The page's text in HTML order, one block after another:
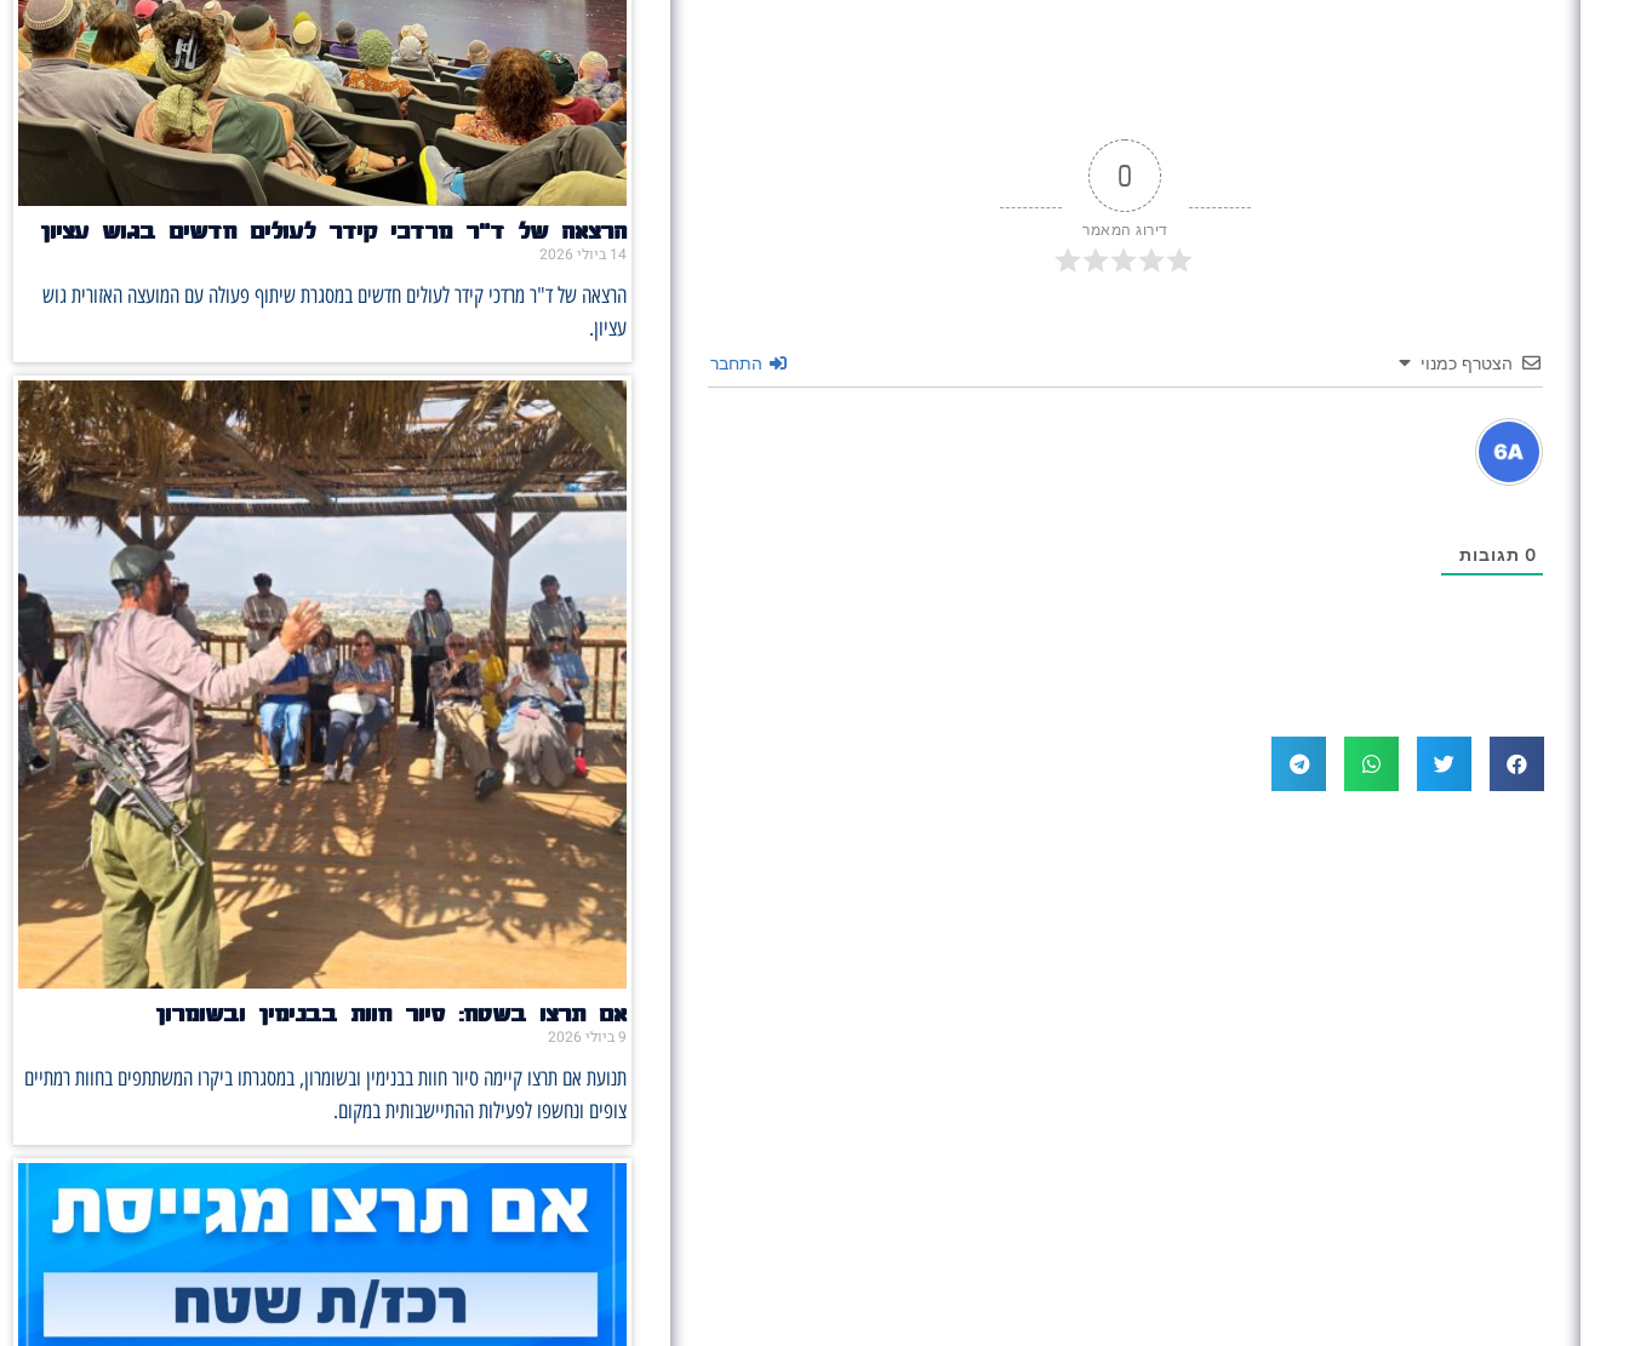
0
דירוג המאמר
הצטרף כמנוי התחבר
0 תגובות
הרצאה של ד"ר מרדכי קידר לעולים חדשים בגוש עציון
14 ביולי 2026
הרצאה של ד"ר מרדכי קידר לעולים חדשים במסגרת שיתוף פעולה עם המועצה האזורית גוש
עציון.
אם תרצו בשטח: סיור חוות בבנימין ובשומרון
9 ביולי 2026
תנועת אם תרצו קיימה סיור חוות בבנימין ובשומרון, במסגרתו ביקרו המשתתפים בחוות רמתיים
צופים ונחשפו לפעילות ההתיישבותית במקום.